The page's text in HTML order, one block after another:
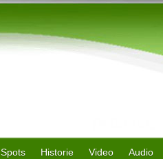
Spots Historie Video Audio